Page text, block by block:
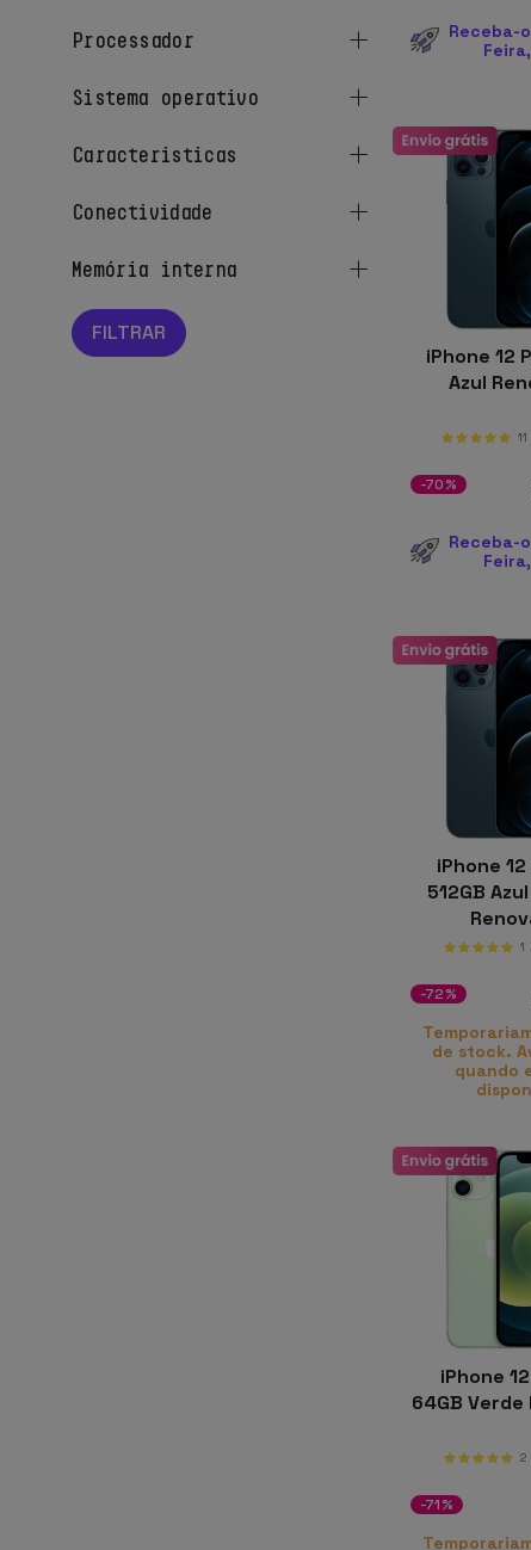
processador
sistema operativo
caracteristicas
conectividade
memória interna
Receba-
iPhone 12
Azul
11
-70%
Receba-
iPhone
512GB
1
-72%
de stock.
quando
iPhone
64GB Verde
2
-71%